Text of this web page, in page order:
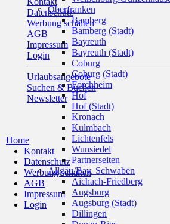
Datenschutz
Werbung schalten
AGB
Impressum
Login
Urlaubsangebote
Suchen & Buchen
Newsletter
Home
Kontakt
Datenschutz
Werbung schalten
AGB
Impressum
Login
Oberfranken
Bamberg
Bamberg (Stadt)
Bayreuth
Bayreuth (Stadt)
Coburg
Coburg (Stadt)
Forchheim
Hof
Hof (Stadt)
Kronach
Kulmbach
Lichtenfels
Wunsiedel
Partnerseiten
Allgäu/Bay. Schwaben
Aichach-Friedberg
Augsburg
Augsburg (Stadt)
Dillingen